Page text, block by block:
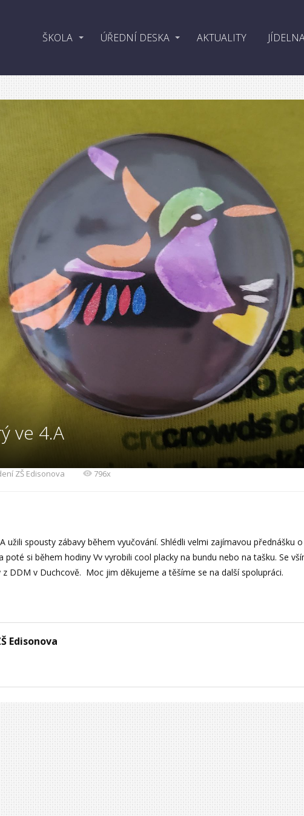
ŠKOLA ÚŘEDNÍ DESKA AKTUALITY
ve 4.A
ZŠ Edisonova 796x
užili spousty zábavy během vyučování. Shlédli velmi zajímavou přednášku
poté si během hodiny Vv vyrobili cool placky na bundu nebo na tašku. Se
z DDM v Duchcově. Moc jim děkujeme a těšíme se na další spolupráci.
Edisonova